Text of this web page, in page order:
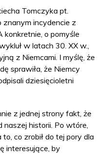
Tomczyka pt.
znanym incydencie z
konkretnie, o pomyśle
w latach 30. XX w.,
z Niemcami. I myślę, że
sprawiła, że Niemcy
dziesięcioletni
z jednej strony fakt, że
historii. Po wtóre,
co zrobił do tej pory dla
interesujące, by